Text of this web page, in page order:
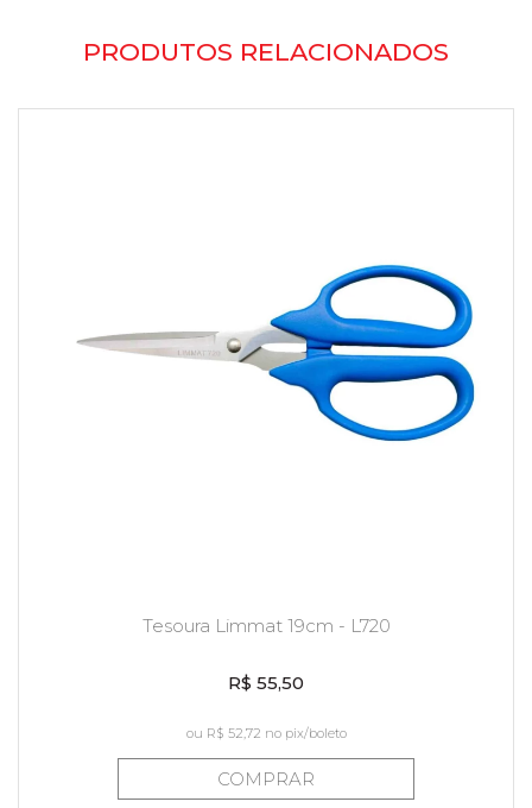
PRODUTOS RELACIONADOS
Tesoura Limmat 19cm - L720
R$ 55,50
ou R$ 52,72 no pix/boleto
COMPRAR